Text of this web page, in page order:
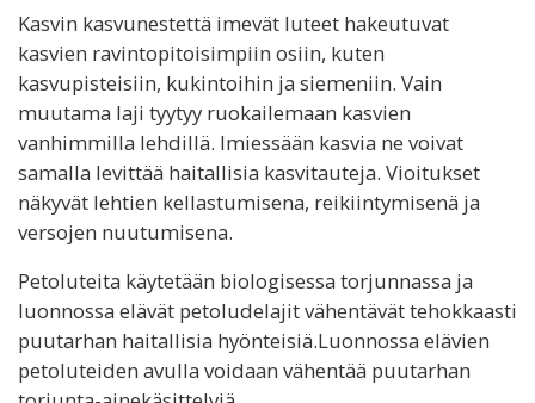
Kasvin kasvunestettä imevät luteet hakeutuvat
kasvien ravintopitoisimpiin osiin, kuten
kasvupisteisiin, kukintoihin ja siemeniin. Vain
muutama laji tyytyy ruokailemaan kasvien
vanhimmilla lehdillä. Imiessään kasvia ne voivat
samalla levittää haitallisia kasvitauteja. Vioitukset
näkyvät lehtien kellastumisena, reikiintymisenä ja
versojen nuutumisena.
Petoluteita käytetään biologisessa torjunnassa ja
luonnossa elävät petoludelajit vähentävät tehokkaasti
puutarhan haitallisia hyönteisiä.Luonnossa elävien
petoluteiden avulla voidaan vähentää puutarhan